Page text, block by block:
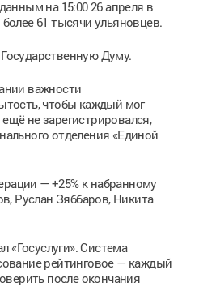
на 15:00 26 апреля в
61 тысячи ульяновцев.
Думу.
важности
чтобы каждый мог
не зарегистрировался,
отделения «Единой
— +25% к набранному
Руслан Зяббаров, Никита
«Госуслуги». Система
рейтинговое — каждый
после окончания